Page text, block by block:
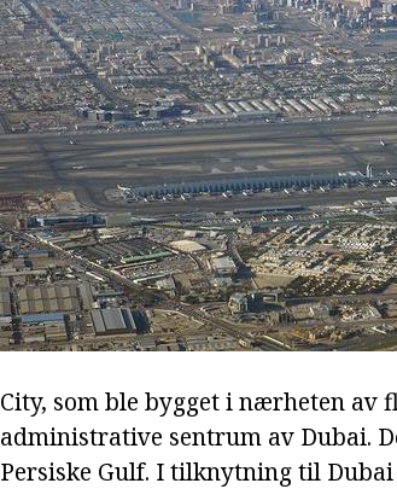
City, som ble bygget i nærheten av
administrative sentrum av Dubai.
Persiske Gulf. I tilknytning til